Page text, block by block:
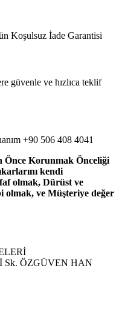
Koşulsuz İade Garantisi
güvenle ve hızlıca teklif
+90 506 408 4041
Önce Korunmak Önceliği
kendi
olmak, Dürüst ve
ve Müşteriye değer
Sk. ÖZGÜVEN HAN